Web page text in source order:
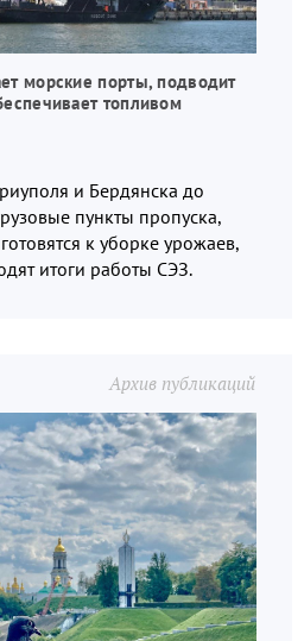
морские порты, подводит
топливом
и Бердянска до
пункты пропуска,
к уборке урожаев,
итоги работы СЭЗ.
Архив публикаций